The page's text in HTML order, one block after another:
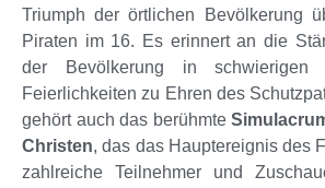
Triumph der örtlichen Bevölkerung
Piraten im 16. Es erinnert an die
der Bevölkerung in
Feierlichkeiten zu Ehren des
gehört auch das berühmte
Christen, das das Hauptereignis des
zahlreiche Teilnehmer und